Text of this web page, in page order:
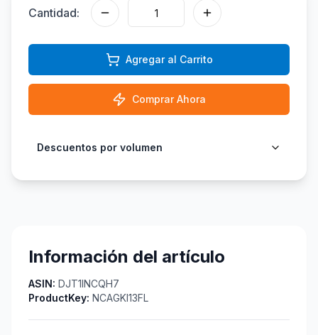
Cantidad:
Agregar al Carrito
Comprar Ahora
Descuentos por volumen
Información del artículo
ASIN: DJT1INCQH7
ProductKey: NCAGKI13FL